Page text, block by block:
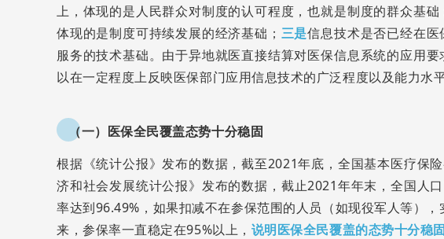
上，体现的是人民群众对制度的认可程度，也就是制度的群众基础
体现的是制度可持续发展的经济基础； 三是信息技术是否已经在
服务的技术基础。由于异地就医直接结算对医保信息系统的应用
以在一定程度上反映医保部门应用信息技术的广泛程度以及能力水平
（一）医保全民覆盖态势十分稳固
根据《统计公报》发布的数据，截至2021年底，全国基本医疗保
济和社会发展统计公报》发布的数据，截止2021年年末，全国人
率达到96.49%，如果扣减不在参保范围的人员（如现役军人等）
来，参保率一直稳定在95%以上， 说明医保全民覆盖的态势十分稳固